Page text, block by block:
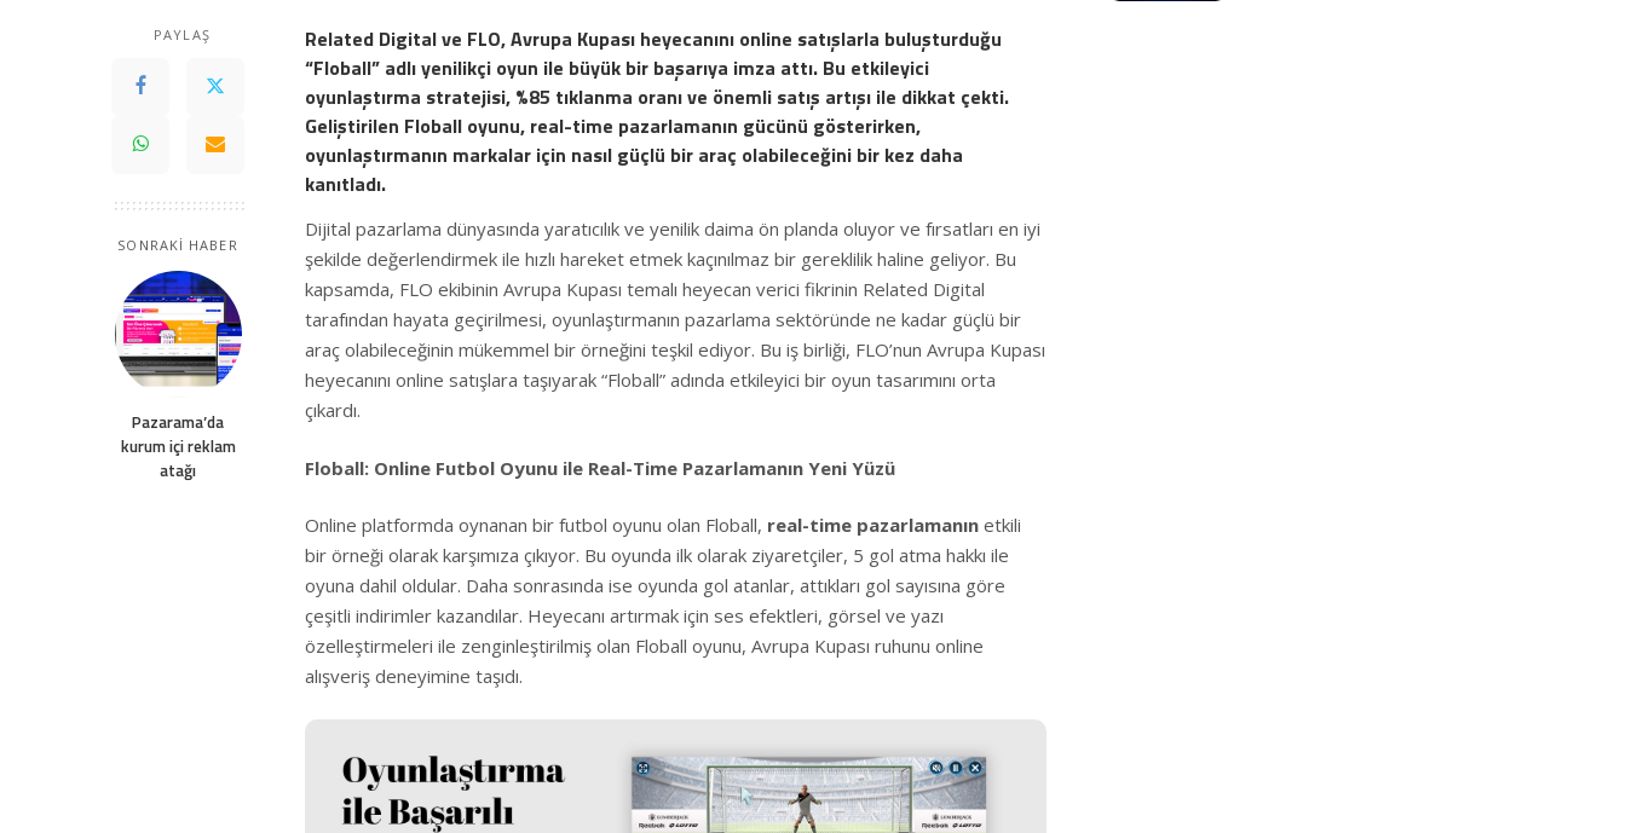
PAYLAŞ
SONRAKİ HABER
Pazarama’da
kurum içi reklam
atağı
Related Digital ve FLO, Avrupa Kupası heyecanını online satışlarla buluşturduğu
“Floball” adlı yenilikçi oyun ile büyük bir başarıya imza attı. Bu etkileyici
oyunlaştırma stratejisi, %85 tıklanma oranı ve önemli satış artışı ile dikkat çekti.
Geliştirilen Floball oyunu, real-time pazarlamanın gücünü gösterirken,
oyunlaştırmanın markalar için nasıl güçlü bir araç olabileceğini bir kez daha
kanıtladı.
Dijital pazarlama dünyasında yaratıcılık ve yenilik daima ön planda oluyor ve fırsatları en iyi
şekilde değerlendirmek ile hızlı hareket etmek kaçınılmaz bir gereklilik haline geliyor. Bu
kapsamda, FLO ekibinin Avrupa Kupası temalı heyecan verici fikrinin Related Digital
tarafından hayata geçirilmesi, oyunlaştırmanın pazarlama sektöründe ne kadar güçlü bir
araç olabileceğinin mükemmel bir örneğini teşkil ediyor. Bu iş birliği, FLO’nun Avrupa Kupası
heyecanını online satışlara taşıyarak “Floball” adında etkileyici bir oyun tasarımını orta
çıkardı.
Floball: Online Futbol Oyunu ile Real-Time Pazarlamanın Yeni Yüzü
Online platformda oynanan bir futbol oyunu olan Floball, real-time pazarlamanın etkili
bir örneği olarak karşımıza çıkıyor. Bu oyunda ilk olarak ziyaretçiler, 5 gol atma hakkı ile
oyuna dahil oldular. Daha sonrasında ise oyunda gol atanlar, attıkları gol sayısına göre
çeşitli indirimler kazandılar. Heyecanı artırmak için ses efektleri, görsel ve yazı
özelleştirmeleri ile zenginleştirilmiş olan Floball oyunu, Avrupa Kupası ruhunu online
alışveriş deneyimine taşıdı.